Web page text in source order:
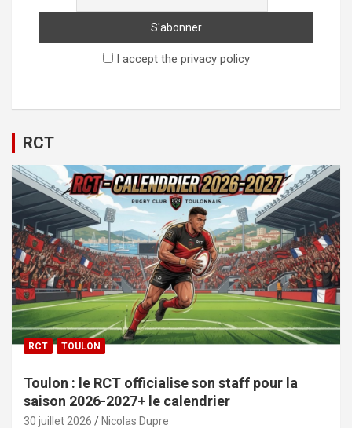
I accept the privacy policy
RCT
RCT TOULON
Toulon : le RCT officialise son staff pour la
saison 2026-2027+ le calendrier
30 juillet 2026 Nicolas Dupre